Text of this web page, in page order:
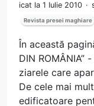
icat la 1 Iulie 2010
Revista presei maghiare
În această
DIN
ziarele care
De cele mai
edificatoare